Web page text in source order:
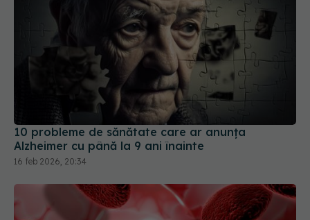
10 probleme de sănătate care ar anunța
Alzheimer cu până la 9 ani înainte
16 feb 2026, 20:34